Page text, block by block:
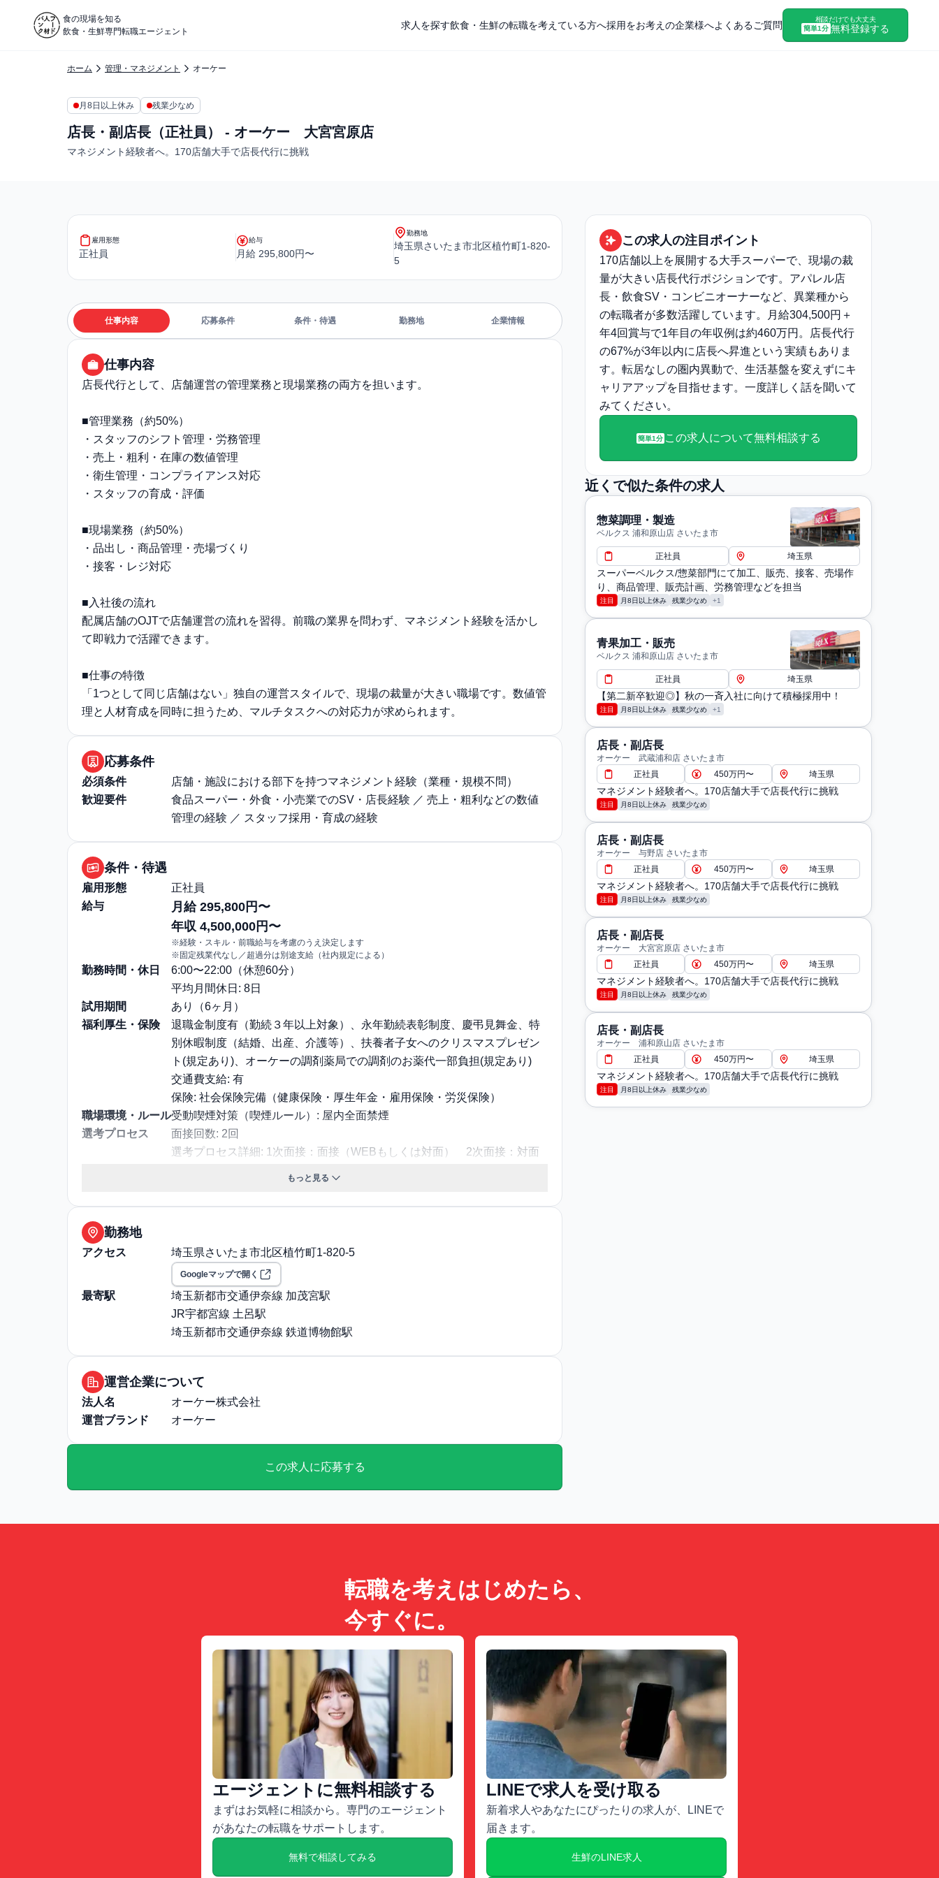
食の現場を知る
飲食・生鮮専門転職エージェント
求人を探す飲食・生鮮の転職を考えている方へ採用をお考えの企業様へよくあるご質問
相談だけでも大丈夫
簡単1分 無料登録する
ホーム 管理・マネジメント オーケー
月8日以上休み 残業少なめ
店長・副店長（正社員） - オーケー 大宮宮原店
マネジメント経験者へ。170店舗大手で店長代行に挑戦
雇用形態
正社員
給与
月給 295,800円〜
勤務地
埼玉県さいたま市北区植竹町1-820-
5
仕事内容 応募条件 条件・待遇 勤務地 企業情報
仕事内容
店長代行として、店舗運営の管理業務と現場業務の両方を担います。
■管理業務（約50%）
・スタッフのシフト管理・労務管理
・売上・粗利・在庫の数値管理
・衛生管理・コンプライアンス対応
・スタッフの育成・評価
■現場業務（約50%）
・品出し・商品管理・売場づくり
・接客・レジ対応
■入社後の流れ
配属店舗のOJTで店舗運営の流れを習得。前職の業界を問わず、マネジメント経験を活かし
て即戦力で活躍できます。
■仕事の特徴
「1つとして同じ店舗はない」独自の運営スタイルで、現場の裁量が大きい職場です。数値管
理と人材育成を同時に担うため、マルチタスクへの対応力が求められます。
応募条件
必須条件
店舗・施設における部下を持つマネジメント経験（業種・規模不問）
歓迎要件
食品スーパー・外食・小売業でのSV・店長経験 ／ 売上・粗利などの数値
管理の経験 ／ スタッフ採用・育成の経験
条件・待遇
雇用形態
正社員
給与
月給 295,800円〜
年収 4,500,000円〜
※経験・スキル・前職給与を考慮のうえ決定します
※固定残業代なし／超過分は別途支給（社内規定による）
勤務時間・休日
6:00〜22:00（休憩60分）
平均月間休日: 8日
試用期間
あり（6ヶ月）
福利厚生・保険
退職金制度有（勤続３年以上対象）、永年勤続表彰制度、慶弔見舞金、特
別休暇制度（結婚、出産、介護等）、扶養者子女へのクリスマスプレゼン
ト(規定あり)、オーケーの調剤薬局での調剤のお薬代一部負担(規定あり)
交通費支給: 有
保険: 社会保険完備（健康保険・厚生年金・雇用保険・労災保険）
職場環境・ルール受動喫煙対策（喫煙ルール）: 屋内全面禁煙
選考プロセス
面接回数: 2回
選考プロセス詳細: 1次面接：面接（WEBもしくは対面） 2次面接：対面
①7:30～16:30 ②6:00～15:00 休日：4週8休制、その他休暇：年始休暇1/1
退職・定年に関する補足: 定年60歳まで ※65歳まで再雇用あり
給与・残業に関する補足: 年間賞与回数：年4回 ／ 月間残業時間分は全額支
給
通勤・住居に関する補足: 交通費：会社規定により支給
もっと見る
勤務地
アクセス 埼玉県さいたま市北区植竹町1-820-5
Googleマップで開く
最寄駅
埼玉新都市交通伊奈線 加茂宮駅
JR宇都宮線 土呂駅
埼玉新都市交通伊奈線 鉄道博物館駅
運営企業について
法人名
オーケー株式会社
運営ブランド
オーケー
この求人に応募する
この求人の注目ポイント
170店舗以上を展開する大手スーパーで、現場の裁
量が大きい店長代行ポジションです。アパレル店
長・飲食SV・コンビニオーナーなど、異業種から
の転職者が多数活躍しています。月給304,500円＋
年4回賞与で1年目の年収例は約460万円。店長代行
の67%が3年以内に店長へ昇進という実績もありま
す。転居なしの圏内異動で、生活基盤を変えずにキ
ャリアアップを目指せます。一度詳しく話を聞いて
みてください。
簡単1分この求人について無料相談する
近くで似た条件の求人
惣菜調理・製造
ベルクス 浦和原山店 さいたま市
正社員 埼玉県
スーパーベルクス/惣菜部門にて加工、販売、接客、売場作
り、商品管理、販売計画、労務管理などを担当
注目 月8日以上休み 残業少なめ +1
青果加工・販売
ベルクス 浦和原山店 さいたま市
正社員 埼玉県
【第二新卒歓迎◎】秋の一斉入社に向けて積極採用中！
注目 月8日以上休み 残業少なめ +1
店長・副店長
オーケー 武蔵浦和店 さいたま市
正社員
450万円〜 埼玉県
マネジメント経験者へ。170店舗大手で店長代行に挑戦
注目 月8日以上休み 残業少なめ
店長・副店長
オーケー 与野店 さいたま市
正社員
450万円〜 埼玉県
マネジメント経験者へ。170店舗大手で店長代行に挑戦
注目 月8日以上休み 残業少なめ
店長・副店長
オーケー 大宮宮原店 さいたま市
正社員
450万円〜 埼玉県
マネジメント経験者へ。170店舗大手で店長代行に挑戦
注目 月8日以上休み 残業少なめ
店長・副店長
オーケー 浦和原山店 さいたま市
正社員
450万円〜 埼玉県
マネジメント経験者へ。170店舗大手で店長代行に挑戦
注目 月8日以上休み 残業少なめ
転職を考えはじめたら、
今すぐに。
エージェントに無料相談する
まずはお気軽に相談から。専門のエージェント
があなたの転職をサポートします。
無料で相談してみる
LINEで求人を受け取る
新着求人やあなたにぴったりの求人が、LINEで
届きます。
生鮮のLINE求人